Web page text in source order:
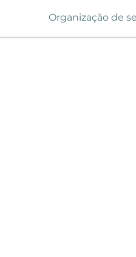
Organização de